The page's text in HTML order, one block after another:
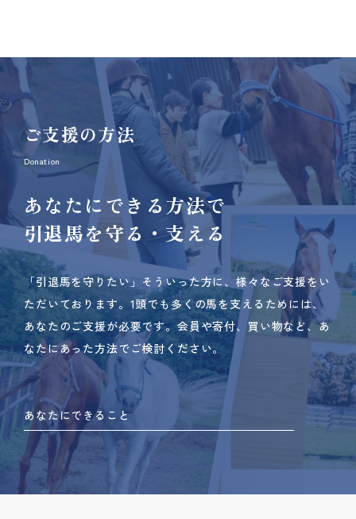
ご支援の方法
Donation
あなたにできる方法で
引退馬を守る・支える
「引退馬を守りたい」そういった方に、様々なご支援をい
ただいております。 1頭でも多くの馬を支えるためには、
あなたのご支援が必要です。 会員や寄付、買い物など、あ
なたにあった方法でご検討ください。
あなたにできること